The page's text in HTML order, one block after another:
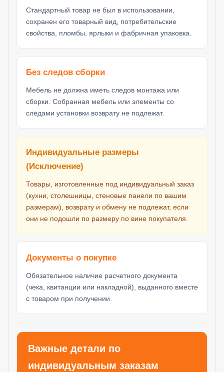
Стандартный товар не был в использовании,
сохранен его товарный вид, потребительские
свойства, пломбы, ярлыки и фабричная упаковка.
Без следов сборки
Мебель не должна иметь следов монтажа или
сборки. Собранная мебель или элементы со
следами установки возврату не подлежат.
Индивидуальные размеры
(Исключение)
Товары, изготовленные под индивидуальный заказ
(кухни, столешницы, стеновые панели по вашим
размерам), возврату и обмену не подлежат, если
они не подошли по размеру по вине покупателя.
Документы о покупке
Обязательное наличие расчетного документа
(чека, квитанции или накладной), выданного вместе
с товаром при получении.
Важные детали по
индивидуальным заказам